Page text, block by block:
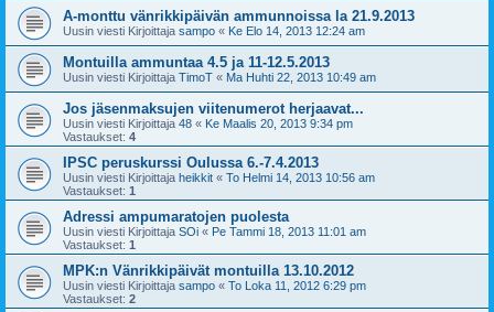
A-monttu vänrikkipäivän ammunnoissa la 21.9.2013
Uusin viesti Kirjoittaja sampo « Ke Elo 14, 2013 12:24 am
Montuilla ammuntaa 4.5 ja 11-12.5.2013
Uusin viesti Kirjoittaja TimoT « Ma Huhti 22, 2013 10:49 am
Jos jäsenmaksujen viitenumerot herjaavat...
Uusin viesti Kirjoittaja 48 « Ke Maalis 20, 2013 9:34 pm
Vastaukset: 4
IPSC peruskurssi Oulussa 6.-7.4.2013
Uusin viesti Kirjoittaja heikkit « To Helmi 14, 2013 10:56 am
Vastaukset: 1
Adressi ampumaratojen puolesta
Uusin viesti Kirjoittaja SOi « Pe Tammi 18, 2013 11:01 am
Vastaukset: 1
MPK:n Vänrikkipäivät montuilla 13.10.2012
Uusin viesti Kirjoittaja sampo « To Loka 11, 2012 6:29 pm
Vastaukset: 2